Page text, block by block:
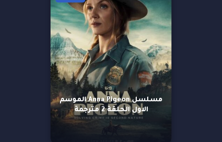
مسلسل Anna Pigeon الموسم
الاول الحلقة 2 مترجمة